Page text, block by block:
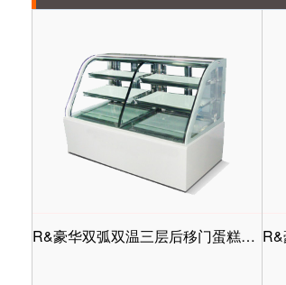
R&豪华双弧双温三层后移门蛋糕展示柜